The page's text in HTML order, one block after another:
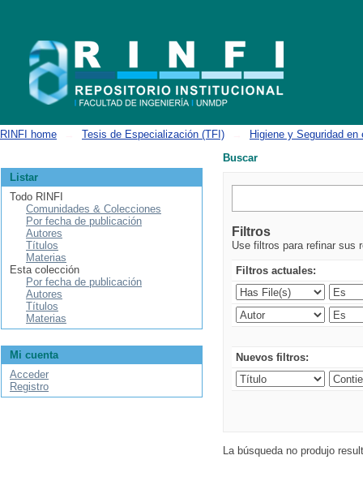
RINFI home Tesis de Especialización (TFI)
Higiene y Seguridad en
Buscar
Filtros
Use filtros para refinar sus
Filtros actuales:
Nuevos filtros:
La búsqueda no produjo
Listar
Todo RINFI
Comunidades & Colecciones
Por fecha de publicación
Autores
Títulos
Materias
Esta colección
Por fecha de publicación
Autores
Títulos
Materias
Mi cuenta
Acceder
Registro